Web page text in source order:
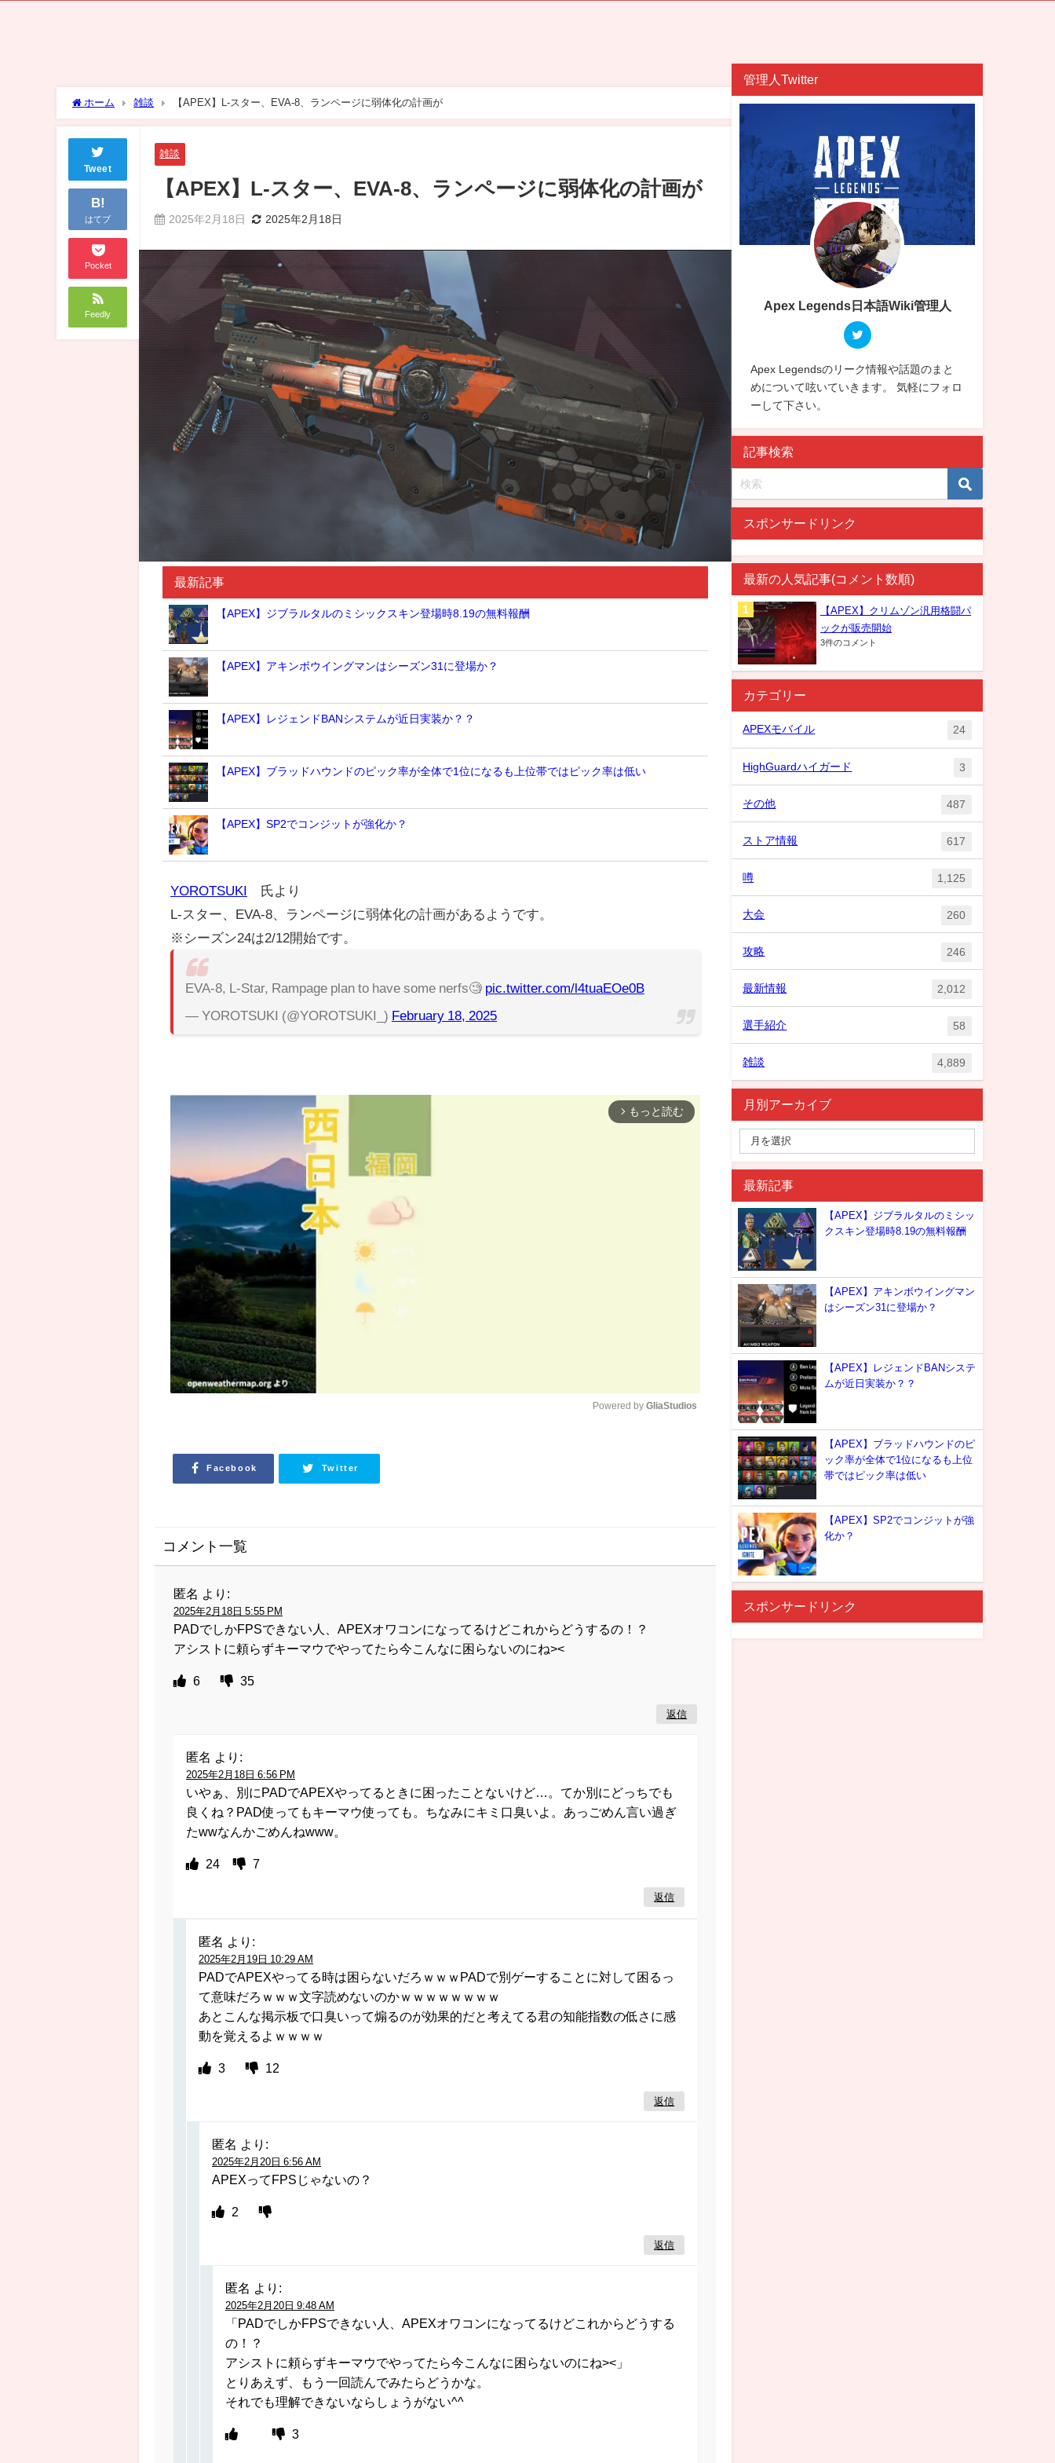
ホーム 雑談 【APEX】L-スター、EVA-8、ランページに弱体化の計画が
Tweet
B!
はてブ
Pocket
Feedly
雑談
【APEX】L-スター、EVA-8、ランページに弱体化の計画が
2025年2月18日 2025年2月18日
最新記事
【APEX】ジブラルタルのミシックスキン登場時8.19の無料報酬
【APEX】アキンボウイングマンはシーズン31に登場か？
【APEX】レジェンドBANシステムが近日実装か？？
【APEX】ブラッドハウンドのピック率が全体で1位になるも上位帯ではピック率は低い
【APEX】SP2でコンジットが強化か？
YOROTSUKI 氏より
L-スター、EVA-8、ランページに弱体化の計画があるようです。
※シーズン24は2/12開始です。
EVA-8, L-Star, Rampage plan to have some nerfs🧐 pic.twitter.com/l4tuaEOe0B
— YOROTSUKI (@YOROTSUKI_) February 18, 2025
arrow_forward_ios もっと読む
Powered by GliaStudios
Facebook Twitter
コメント一覧
匿名 より:
2025年2月18日 5:55 PM
PADでしかFPSできない人、APEXオワコンになってるけどこれからどうするの！？
アシストに頼らずキーマウでやってたら今こんなに困らないのにね><
6 35
返信
匿名 より:
2025年2月18日 6:56 PM
いやぁ、別にPADでAPEXやってるときに困ったことないけど…。てか別にどっちでも
良くね？PAD使ってもキーマウ使っても。ちなみにキミ口臭いよ。あっごめん言い過ぎ
たwwなんかごめんねwww。
24 7
返信
匿名 より:
2025年2月19日 10:29 AM
PADでAPEXやってる時は困らないだろｗｗｗPADで別ゲーすることに対して困るっ
て意味だろｗｗｗ文字読めないのかｗｗｗｗｗｗｗｗ
あとこんな掲示板で口臭いって煽るのが効果的だと考えてる君の知能指数の低さに感
動を覚えるよｗｗｗｗ
3 12
返信
匿名 より:
2025年2月20日 6:56 AM
APEXってFPSじゃないの？
2
返信
匿名 より:
2025年2月20日 9:48 AM
「PADでしかFPSできない人、APEXオワコンになってるけどこれからどうする
の！？
アシストに頼らずキーマウでやってたら今こんなに困らないのにね><」
とりあえず、もう一回読んでみたらどうかな。
それでも理解できないならしょうがない^^
3
管理人Twitter
Apex Legends日本語Wiki管理人
Apex Legendsのリーク情報や話題のまと
めについて呟いていきます。 気軽にフォロ
ーして下さい。
記事検索
スポンサードリンク
最新の人気記事(コメント数順)
【APEX】クリムゾン汎用格闘パ
ックが販売開始
3件のコメント
カテゴリー
APEXモバイル 24
HighGuardハイガード 3
その他 487
ストア情報 617
噂 1,125
大会 260
攻略 246
最新情報 2,012
選手紹介 58
雑談 4,889
月別アーカイブ
最新記事
【APEX】ジブラルタルのミシッ
クスキン登場時8.19の無料報酬
【APEX】アキンボウイングマン
はシーズン31に登場か？
【APEX】レジェンドBANシステ
ムが近日実装か？？
【APEX】ブラッドハウンドのピ
ック率が全体で1位になるも上位
帯ではピック率は低い
【APEX】SP2でコンジットが強
化か？
スポンサードリンク